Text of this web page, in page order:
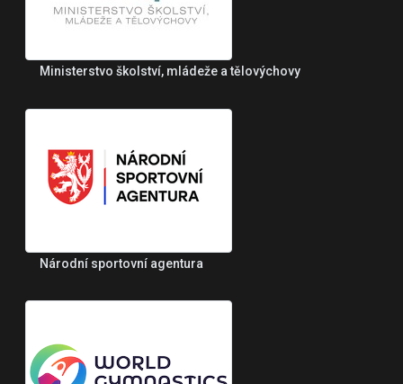
Ministerstvo školství, mládeže a tělovýchovy
Národní sportovní agentura